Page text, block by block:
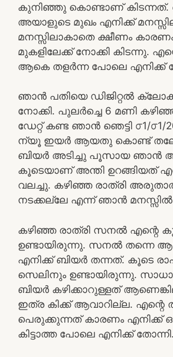
കുനിഞ്ഞു കൊണ്ടാണ്
അയാളുടെ മുഖം എനിക്ക്
മനസ്സിലാകാതെ ക്ഷീണം
മുകളിലേക്ക് നോക്കി കിടന്നു.
ആകെ തളര്‍ന്ന പോലെ എനിക്ക്
ഞാന്‍ പതിയെ ഡിജിറ്റല്‍
നോക്കി. പുലര്‍ച്ചെ 6 മണി
ഡേറ്റ് കണ്ട ഞാന്‍ ഞെട്ടി ൦1/൦1/
ന്യൂ ഇയര്‍ ആയതു കൊണ്ട് തലേ
ബിയര്‍ അടിച്ചു പൂസായ ഞാന്‍
കൂടെയാണ് അന്തി ഉറങ്ങിയത്
വലച്ചു. കഴിഞ്ഞ രാത്രി
നടക്കല്ലേ എന്ന് ഞാന്‍ മനസ്സില്‍
കഴിഞ്ഞ രാത്രി സനല്‍ എന്റെ
ഉണ്ടായിരുന്നു. സനല്‍ തന്നെ
എനിക്ക് ബിയര്‍ തന്നത്. കൂടെ
സെലിനും ഉണ്ടായിരുന്നു.
ബിയര്‍ കഴിക്കാറുള്ളത്
ഇത്ര കിക്ക് ആവാറില്ല. എന്റെ
പെരുക്കുന്നത് കാരണം എനിക്ക്
കിട്ടാത്ത പോലെ എനിക്ക് തോന്നി.